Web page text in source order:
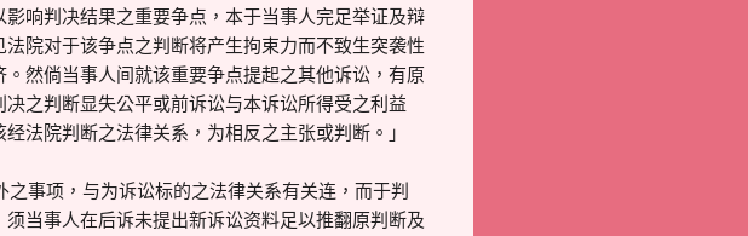
响判决结果之重要争点，本于当事人完足举证及辩
院对于该争点之判断将产生拘束力而不致生突袭性
然倘当事人间就该重要争点提起之其他诉讼，有原
之判断显失公平或前诉讼与本诉讼所得受之利益
法院判断之法律关系，为相反之主张或判断。」
事项，与为诉讼标的之法律关系有关连，而于判
当事人在后诉未提出新诉讼资料足以推翻原判断及